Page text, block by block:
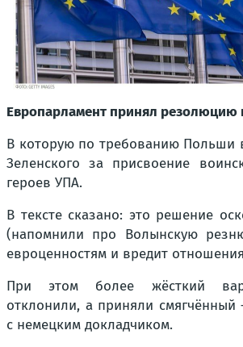
Европарламент принял резолюцию
В которую по требованию Польши
Зеленского за присвоение
героев УПА.
В тексте сказано: это решение
(напомнили про Волынскую
евроценностям и вредит
При этом более жёсткий
отклонили, а приняли смягчённый
с немецким докладчиком.